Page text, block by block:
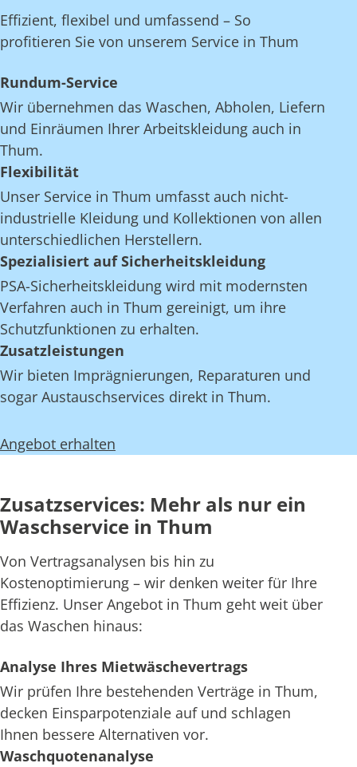
Effizient, flexibel und umfassend – So
profitieren Sie von unserem Service in Thum
Rundum-Service
Wir übernehmen das Waschen, Abholen, Liefern
und Einräumen Ihrer Arbeitskleidung auch in
Thum.
Flexibilität
Unser Service in Thum umfasst auch nicht-
industrielle Kleidung und Kollektionen von allen
unterschiedlichen Herstellern.
Spezialisiert auf Sicherheitskleidung
PSA-Sicherheitskleidung wird mit modernsten
Verfahren auch in Thum gereinigt, um ihre
Schutzfunktionen zu erhalten.
Zusatzleistungen
Wir bieten Imprägnierungen, Reparaturen und
sogar Austauschservices direkt in Thum.
Angebot erhalten
Zusatzservices: Mehr als nur ein
Waschservice in Thum
Von Vertragsanalysen bis hin zu
Kostenoptimierung – wir denken weiter für Ihre
Effizienz. Unser Angebot in Thum geht weit über
das Waschen hinaus:
Analyse Ihres Mietwäschevertrags
Wir prüfen Ihre bestehenden Verträge in Thum,
decken Einsparpotenziale auf und schlagen
Ihnen bessere Alternativen vor.
Waschquotenanalyse